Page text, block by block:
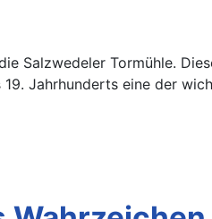
Salzwedeler Tormühle.
Jahrhunderts eine der